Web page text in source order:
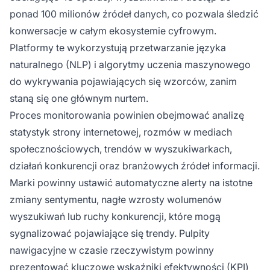
ponad 100 milionów źródeł danych, co pozwala śledzić
konwersacje w całym ekosystemie cyfrowym.
Platformy te wykorzystują przetwarzanie języka
naturalnego (NLP) i algorytmy uczenia maszynowego
do wykrywania pojawiających się wzorców, zanim
staną się one głównym nurtem.
Proces monitorowania powinien obejmować analizę
statystyk strony internetowej, rozmów w mediach
społecznościowych, trendów w wyszukiwarkach,
działań konkurencji oraz branżowych źródeł informacji.
Marki powinny ustawić automatyczne alerty na istotne
zmiany sentymentu, nagłe wzrosty wolumenów
wyszukiwań lub ruchy konkurencji, które mogą
sygnalizować pojawiające się trendy. Pulpity
nawigacyjne w czasie rzeczywistym powinny
prezentować kluczowe wskaźniki efektywności (KPI)